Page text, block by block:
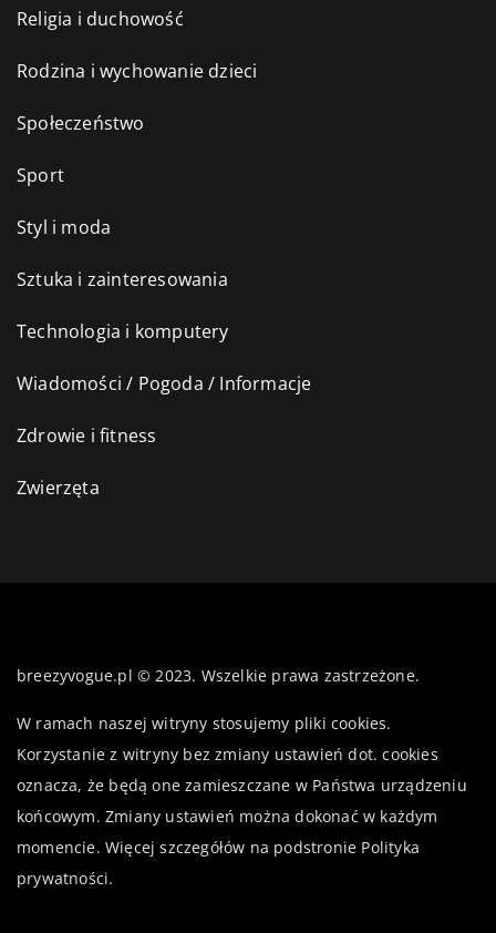
Religia i duchowość
Rodzina i wychowanie dzieci
Społeczeństwo
Sport
Styl i moda
Sztuka i zainteresowania
Technologia i komputery
Wiadomości / Pogoda / Informacje
Zdrowie i fitness
Zwierzęta
breezyvogue.pl © 2023. Wszelkie prawa zastrzeżone.
W ramach naszej witryny stosujemy pliki cookies.
Korzystanie z witryny bez zmiany ustawień dot. cookies
oznacza, że będą one zamieszczane w Państwa urządzeniu
końcowym. Zmiany ustawień można dokonać w każdym
momencie. Więcej szczegółów na podstronie Polityka
prywatności.